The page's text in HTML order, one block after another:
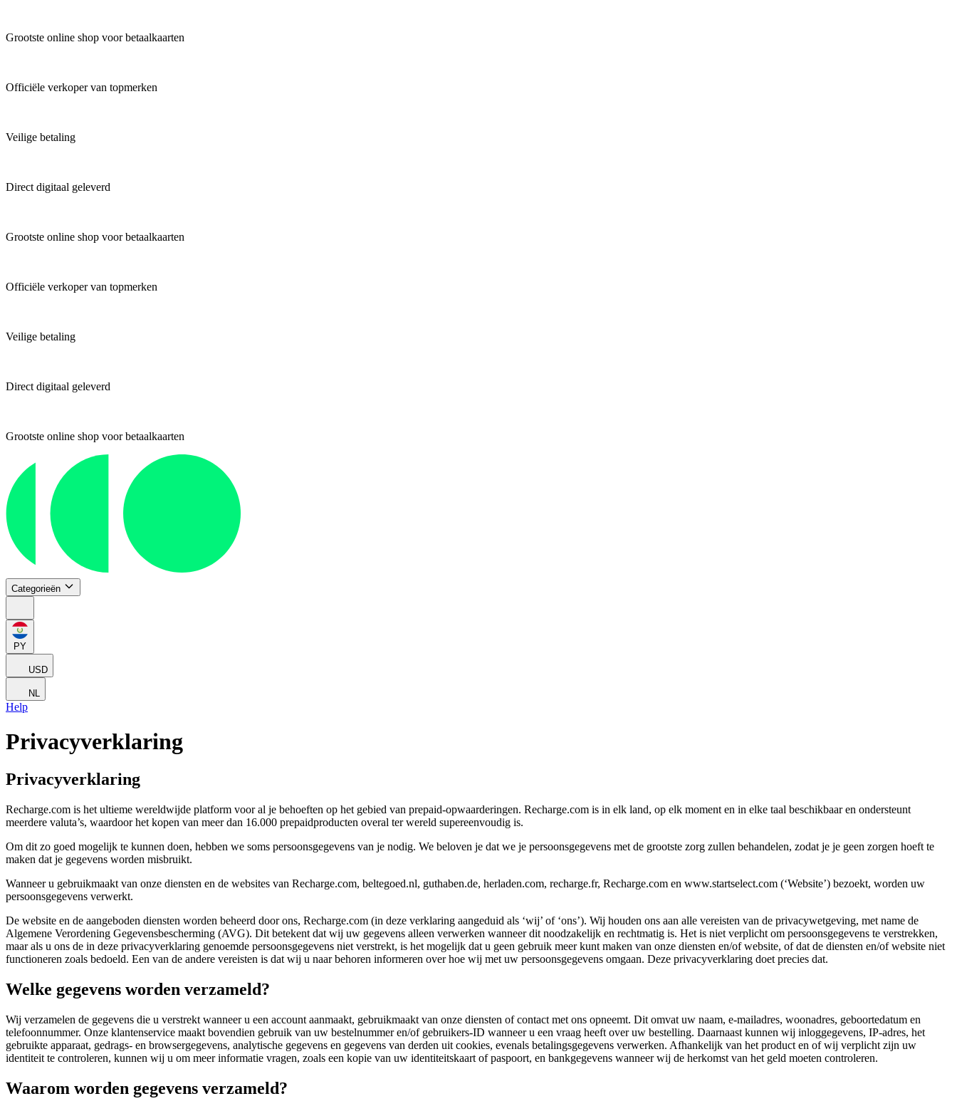
Grootste online shop voor betaalkaarten
Officiële verkoper van topmerken
Veilige betaling
Direct digitaal geleverd
Grootste online shop voor betaalkaarten
Officiële verkoper van topmerken
Veilige betaling
Direct digitaal geleverd
Grootste online shop voor betaalkaarten
Categorieën
PY
USD
NL
Help
Privacyverklaring
Privacyverklaring
Recharge.com is het ultieme wereldwijde platform voor al je behoeften op het gebied van prepaid-opwaarderingen. Recharge.com is in elk land, op elk moment en in elke taal beschikbaar en ondersteunt
meerdere valuta’s, waardoor het kopen van meer dan 16.000 prepaidproducten overal ter wereld supereenvoudig is.
Om dit zo goed mogelijk te kunnen doen, hebben we soms persoonsgegevens van je nodig. We beloven je dat we je persoonsgegevens met de grootste zorg zullen behandelen, zodat je je geen zorgen hoeft te
maken dat je gegevens worden misbruikt.
Wanneer u gebruikmaakt van onze diensten en de websites van Recharge.com, beltegoed.nl, guthaben.de, herladen.com, recharge.fr, Recharge.com en www.startselect.com (‘Website’) bezoekt, worden uw
persoonsgegevens verwerkt.
De website en de aangeboden diensten worden beheerd door ons, Recharge.com (in deze verklaring aangeduid als ‘wij’ of ‘ons’). Wij houden ons aan alle vereisten van de privacywetgeving, met name de
Algemene Verordening Gegevensbescherming (AVG). Dit betekent dat wij uw gegevens alleen verwerken wanneer dit noodzakelijk en rechtmatig is. Het is niet verplicht om persoonsgegevens te verstrekken,
maar als u ons de in deze privacyverklaring genoemde persoonsgegevens niet verstrekt, is het mogelijk dat u geen gebruik meer kunt maken van onze diensten en/of website, of dat de diensten en/of website niet
functioneren zoals bedoeld. Een van de andere vereisten is dat wij u naar behoren informeren over hoe wij met uw persoonsgegevens omgaan. Deze privacyverklaring doet precies dat.
Welke gegevens worden verzameld?
Wij verzamelen de gegevens die u verstrekt wanneer u een account aanmaakt, gebruikmaakt van onze diensten of contact met ons opneemt. Dit omvat uw naam, e-mailadres, woonadres, geboortedatum en
telefoonnummer. Onze klantenservice maakt bovendien gebruik van uw bestelnummer en/of gebruikers-ID wanneer u een vraag heeft over uw bestelling. Daarnaast kunnen wij inloggegevens, IP-adres, het
gebruikte apparaat, gedrags- en browsergegevens, analytische gegevens en gegevens van derden uit cookies, evenals betalingsgegevens verwerken. Afhankelijk van het product en of wij verplicht zijn uw
identiteit te controleren, kunnen wij u om meer informatie vragen, zoals een kopie van uw identiteitskaart of paspoort, en bankgegevens wanneer wij de herkomst van het geld moeten controleren.
Waarom worden gegevens verzameld?